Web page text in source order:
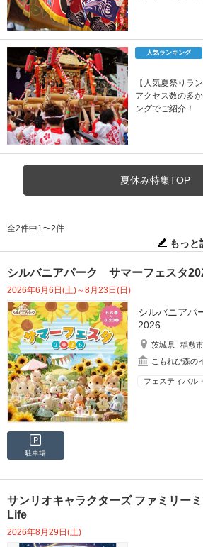
人気ランキング
【人気夏祭りラ
アクセス数の多
ングでご紹介！
夏休み特集TOP
全2件中1〜2件
もっと
シルバニアパーク サマーフェスタ
2026年6月6日(土)～8月23日(日)
シルバニア
2026
茨城県
稲敷市
こもれび森の
フェスティバル
駐車場
サンリオキャラクターズ ファミリー
Life
2026年8月29日(土)